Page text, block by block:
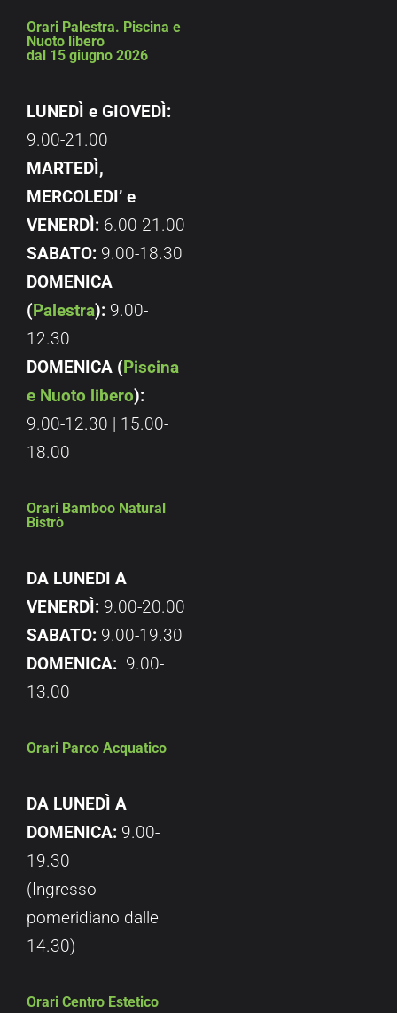
Orari Palestra. Piscina e
Nuoto libero
dal 15 giugno 2026
LUNEDÌ e GIOVEDÌ:
9.00-21.00
MARTEDÌ,
MERCOLEDI’ e
VENERDÌ: 6.00-21.00
SABATO: 9.00-18.30
DOMENICA
(Palestra): 9.00-
12.30
DOMENICA (Piscina
e Nuoto libero):
9.00-12.30 | 15.00-
18.00
Orari Bamboo Natural
Bistrò
DA LUNEDI A
VENERDÌ: 9.00-20.00
SABATO: 9.00-19.30
DOMENICA: 9.00-
13.00
Orari Parco Acquatico
DA LUNEDÌ A
DOMENICA: 9.00-
19.30
(Ingresso
pomeridiano dalle
14.30)
Orari Centro Estetico